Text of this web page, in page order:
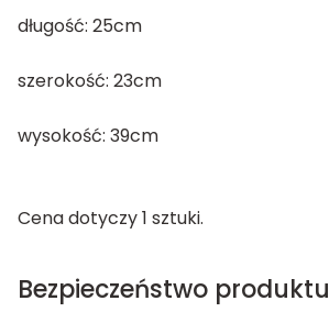
długość: 25cm
szerokość: 23cm
wysokość: 39cm
Cena dotyczy 1 sztuki.
Bezpieczeństwo produktu